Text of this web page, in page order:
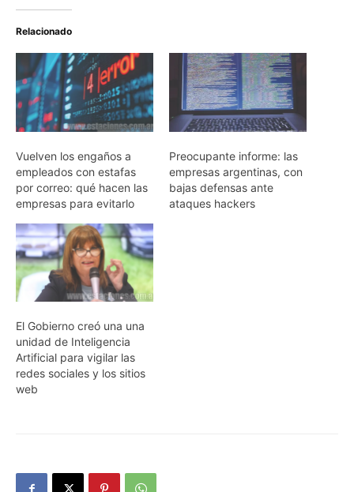
Relacionado
Vuelven los engaños a
empleados con estafas
por correo: qué hacen las
empresas para evitarlo
Preocupante informe: las
empresas argentinas, con
bajas defensas ante
ataques hackers
El Gobierno creó una una
unidad de Inteligencia
Artificial para vigilar las
redes sociales y los sitios
web